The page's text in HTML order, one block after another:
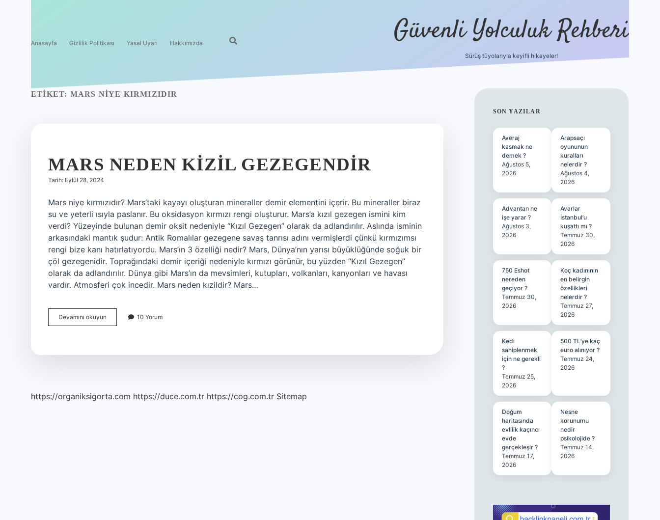
Anasayfa Gizlilik Politikası Yasal Uyarı Hakkımızda Güvenli Yolculuk Rehberi
Sürüş tüyolarıyla keyifli hikayeler!
ETIKET: MARS NIYE KIRMIZIDIR
MARS NEDEN KIZIL GEZEGENDIR
Tarih: Eylül 28, 2024
Mars niye kırmızıdır? Mars’taki kayayı oluşturan mineraller demir elementini içerir. Bu mineraller biraz
su ve yeterli ısıyla paslanır. Bu oksidasyon kırmızı rengi oluşturur. Mars’a kızıl gezegen ismini kim
verdi? Yüzeyinde bulunan demir oksit nedeniyle “Kızıl Gezegen” olarak da adlandırılır. Aslında isminin
arkasındaki mantık şudur: Antik Romalılar gezegene savaş tanrısı adını vermişlerdi çünkü kırmızımsı
rengi bize kanı hatırlatıyordu. Mars’ın 3 özelliği nedir? Mars, Dünya’nın yarısı büyüklüğünde soğuk bir
çöl gezegenidir. Toprağındaki demir içeriği nedeniyle kırmızı görünür, bu yüzden “Kızıl Gezegen”
olarak da adlandırılır. Dünya gibi Mars’ın da mevsimleri, kutupları, volkanları, kanyonları ve havası
vardır. Atmosferi çok incedir. Mars neden kızildir? Mars…
Devamını okuyun
Neden
10 Yorum
https://organiksigorta.com https://duce.com.tr https://cog.com.tr Sitemap
SIDEBAR
SON YAZILAR
Averaj
kasmak ne
demek ?
Ağustos 5,
2026
Arapsaçı
oyununun
kuralları
nelerdir ?
Ağustos 4,
2026
Advantan ne
işe yarar ?
Ağustos 3,
2026
Avarlar
İstanbul’u
kuşattı mı ?
Temmuz 30,
2026
750 Eshot
nereden
geçiyor ?
Temmuz 30,
2026
Koç kadınının
en belirgin
özellikleri
nelerdir ?
Temmuz 27,
2026
Kedi
sahiplenmek
için ne gerekli
?
Temmuz 25,
2026
500 TL’ye kaç
euro alınıyor ?
Temmuz 24,
2026
Doğum
haritasında
evlilik kaçıncı
evde
gerçekleşir ?
Temmuz 17,
2026
Nesne
korunumu
nedir
psikolojide ?
Temmuz 14,
2026
grandoperabet